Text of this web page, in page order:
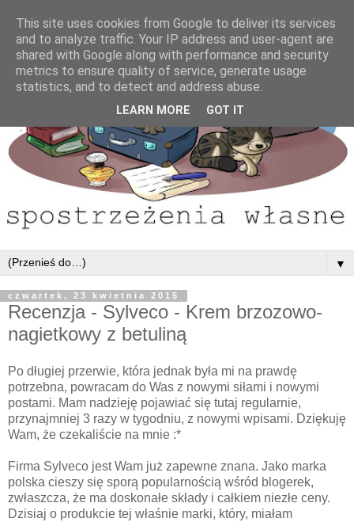
▼
czwartek, 23 kwietnia 2015
Recenzja - Sylveco - Krem brzozowo-
nagietkowy z betuliną
Po długiej przerwie, która jednak była mi na prawdę
potrzebna, powracam do Was z nowymi siłami i nowymi
postami. Mam nadzieję pojawiać się tutaj regularnie,
przynajmniej 3 razy w tygodniu, z nowymi wpisami. Dziękuję
Wam, że czekaliście na mnie :*
Firma Sylveco jest Wam już zapewne znana. Jako marka
polska cieszy się sporą popularnością wśród blogerek,
zwłaszcza, że ma doskonałe składy i całkiem niezłe ceny.
Dzisiaj o produkcie tej właśnie marki, który, miałam
This site uses cookies from Google to deliver its services
and to analyze traffic. Your IP address and user-agent are
shared with Google along with performance and security
metrics to ensure quality of service, generate usage
statistics, and to detect and address abuse.
LEARN MORE GOT IT